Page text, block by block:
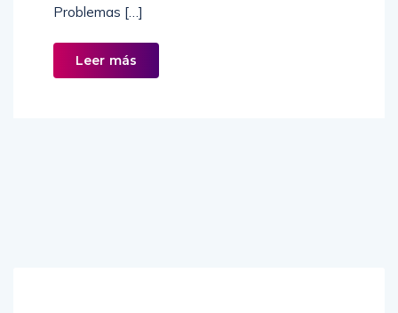
Problemas […]
Leer más